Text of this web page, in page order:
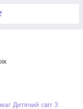
Дитячий світ 3